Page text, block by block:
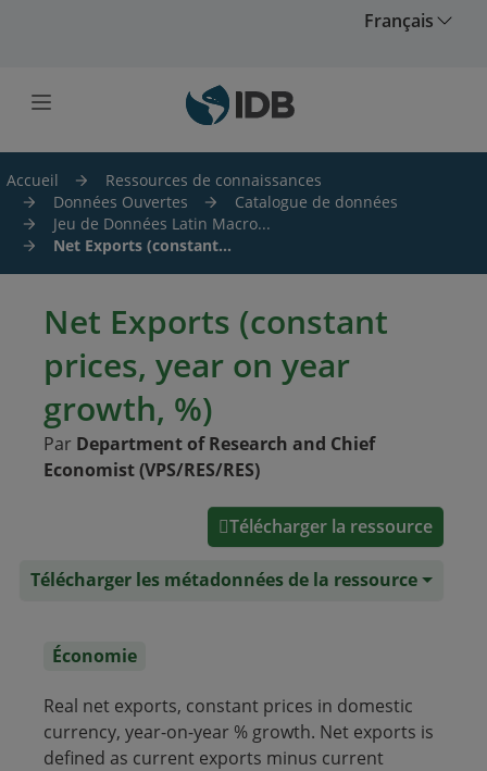
Français
Accueil
Ressources de connaissances
Données Ouvertes
Catalogue de données
Jeu de Données Latin Macro...
Net Exports (constant...
Net Exports (constant
prices, year on year
growth, %)
Par Department of Research and Chief
Economist (VPS/RES/RES)
Télécharger la ressource
Télécharger les métadonnées de la ressource
Économie
Real net exports, constant prices in domestic
currency, year-on-year % growth. Net exports is
defined as current exports minus current